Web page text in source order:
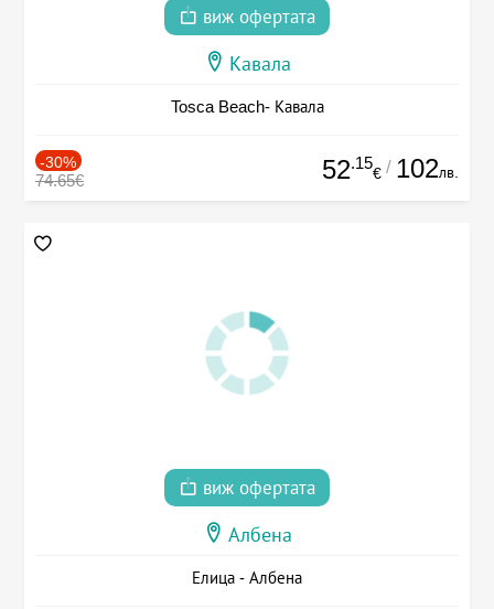
виж офертата
Кавала
Tosca Beach- Кавала
-30%
74.65€ 52.15
€ / 102лв.
виж офертата
Албена
Елица - Албена